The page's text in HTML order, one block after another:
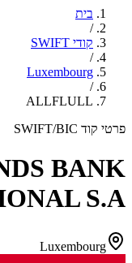
בית
/
קודי SWIFT
/
Luxembourg
/
ALLFLULL
פרטי קוד SWIFT/BIC
BANK
S.A.
Luxembourg